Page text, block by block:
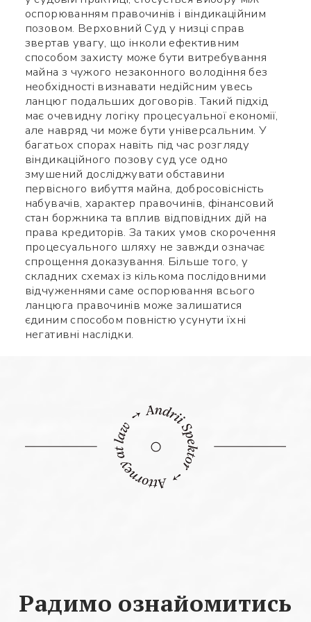
оспорюванням правочинів і віндикаційним
позовом. Верховний Суд у низці справ
звертав увагу, що інколи ефективним
способом захисту може бути витребування
майна з чужого незаконного володіння без
необхідності визнавати недійсним увесь
ланцюг подальших договорів. Такий підхід
має очевидну логіку процесуальної економії,
але навряд чи може бути універсальним. У
багатьох спорах навіть під час розгляду
віндикаційного позову суд усе одно
змушений досліджувати обставини
первісного вибуття майна, добросовісність
набувачів, характер правочинів, фінансовий
стан боржника та вплив відповідних дій на
права кредиторів. За таких умов скорочення
процесуального шляху не завжди означає
спрощення доказування. Більше того, у
складних схемах із кількома послідовними
відчуженнями саме оспорювання всього
ланцюга правочинів може залишатися
єдиним способом повністю усунути їхні
негативні наслідки.
Радимо ознайомитись